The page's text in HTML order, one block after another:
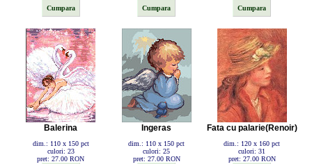
Balerina
dim.: 110 x 150 pct
culori: 23
pret: 27.00 RON
Ingeras
dim.: 110 x 150 pct
culori: 25
pret: 27.00 RON
Fata cu palarie(Renoir)
dim.: 120 x 160 pct
culori: 31
pret: 27.00 RON